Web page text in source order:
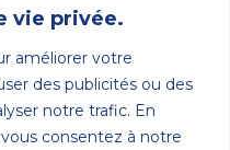
vie privée.
améliorer votre
des publicités ou des
notre trafic. En
consentez à notre